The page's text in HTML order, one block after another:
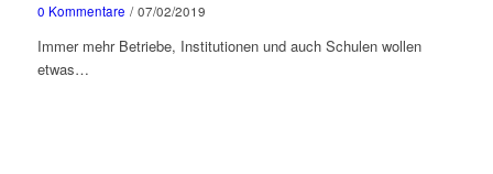
0 Kommentare / 07/02/2019
Immer mehr Betriebe, Institutionen und auch Schulen wollen
etwas…